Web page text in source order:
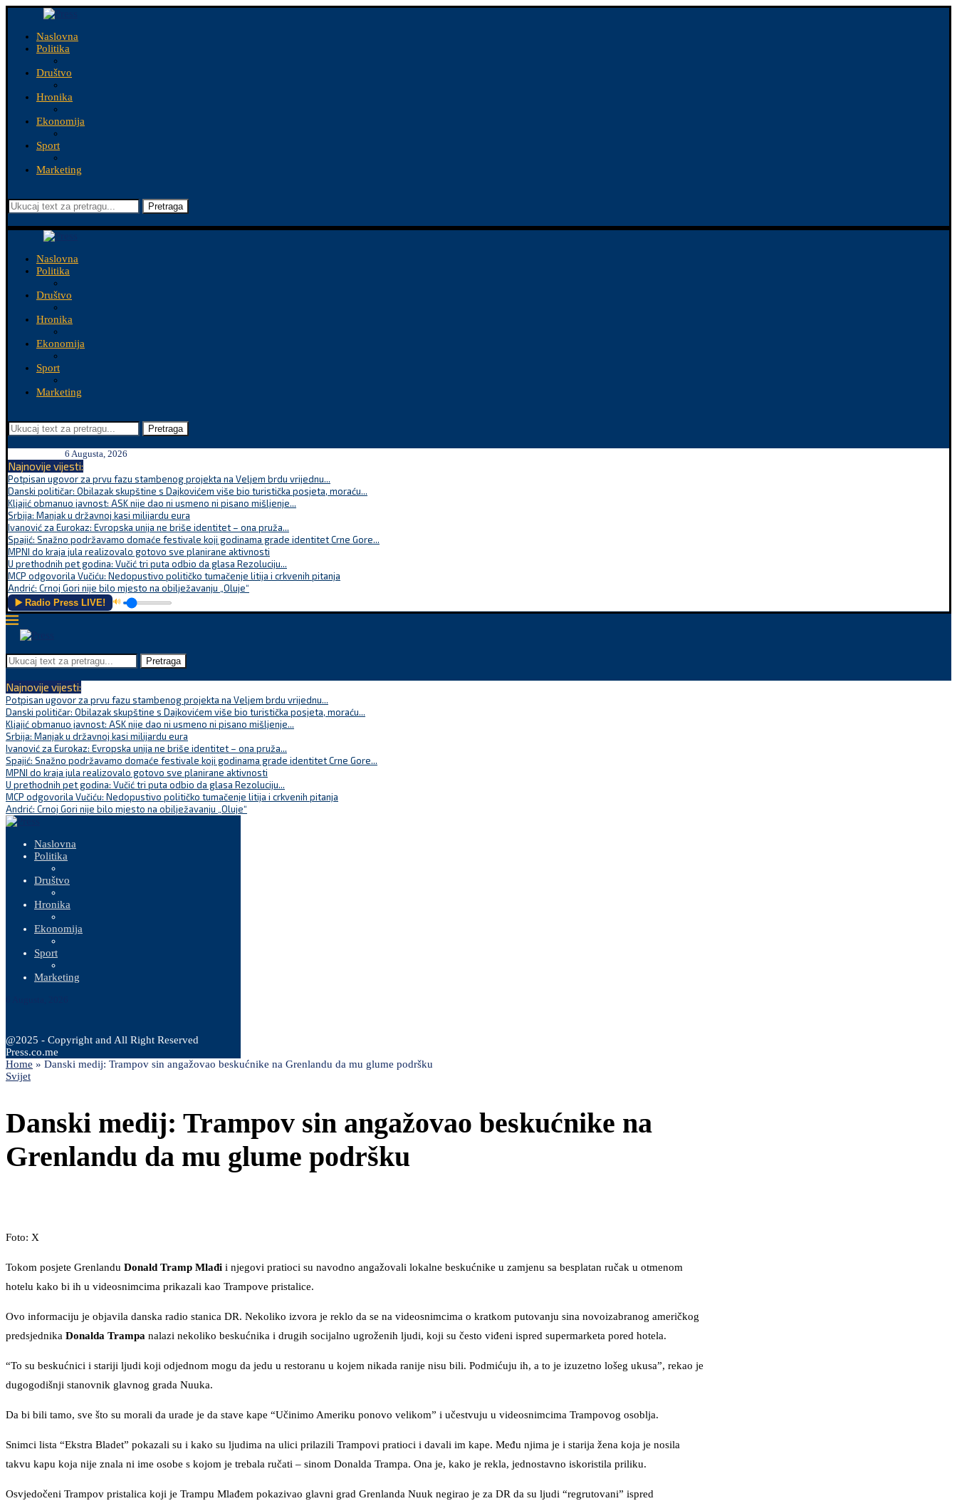
Naslovna
Politika
Društvo
Hronika
Ekonomija
Sport
Marketing
Pretraga
Naslovna
Politika
Društvo
Hronika
Ekonomija
Sport
Marketing
Pretraga
6 Augusta, 2026
Najnovije vijesti:
Potpisan ugovor za prvu fazu stambenog projekta na Veljem brdu vrijednu...
Danski političar: Obilazak skupštine s Dajkovićem više bio turistička posjeta, moraću...
Kljajić obmanuo javnost: ASK nije dao ni usmeno ni pisano mišljenje...
Srbija: Manjak u državnoj kasi milijardu eura
Ivanović za Eurokaz: Evropska unija ne briše identitet – ona pruža...
Spajić: Snažno podržavamo domaće festivale koji godinama grade identitet Crne Gore...
MPNI do kraja jula realizovalo gotovo sve planirane aktivnosti
U prethodnih pet godina: Vučić tri puta odbio da glasa Rezoluciju...
MCP odgovorila Vučiću: Nedopustivo političko tumačenje litija i crkvenih pitanja
Andrić: Crnoj Gori nije bilo mjesto na obilježavanju „Oluje“
▶️ Radio Press LIVE! 🔊
Pretraga
Najnovije vijesti:
Potpisan ugovor za prvu fazu stambenog projekta na Veljem brdu vrijednu...
Danski političar: Obilazak skupštine s Dajkovićem više bio turistička posjeta, moraću...
Kljajić obmanuo javnost: ASK nije dao ni usmeno ni pisano mišljenje...
Srbija: Manjak u državnoj kasi milijardu eura
Ivanović za Eurokaz: Evropska unija ne briše identitet – ona pruža...
Spajić: Snažno podržavamo domaće festivale koji godinama grade identitet Crne Gore...
MPNI do kraja jula realizovalo gotovo sve planirane aktivnosti
U prethodnih pet godina: Vučić tri puta odbio da glasa Rezoluciju...
MCP odgovorila Vučiću: Nedopustivo političko tumačenje litija i crkvenih pitanja
Andrić: Crnoj Gori nije bilo mjesto na obilježavanju „Oluje“
Naslovna
Politika
Društvo
Hronika
Ekonomija
Sport
Marketing
@2025 - Copyright and All Right Reserved
Press.co.me
Home » Danski medij: Trampov sin angažovao beskućnike na Grenlandu da mu glume podršku
Svijet
Danski medij: Trampov sin angažovao beskućnike na
Grenlandu da mu glume podršku
Foto: X
Tokom posjete Grenlandu Donald Tramp Mlađi i njegovi pratioci su navodno angažovali lokalne beskućnike u zamjenu sa besplatan ručak u otmenom
hotelu kako bi ih u videosnimcima prikazali kao Trampove pristalice.
Ovo informaciju je objavila danska radio stanica DR. Nekoliko izvora je reklo da se na videosnimcima o kratkom putovanju sina novoizabranog američkog
predsjednika Donalda Trampa nalazi nekoliko beskućnika i drugih socijalno ugroženih ljudi, koji su često viđeni ispred supermarketa pored hotela.
“To su beskućnici i stariji ljudi koji odjednom mogu da jedu u restoranu u kojem nikada ranije nisu bili. Podmićuju ih, a to je izuzetno lošeg ukusa”, rekao je
dugogodišnji stanovnik glavnog grada Nuuka.
Da bi bili tamo, sve što su morali da urade je da stave kape “Učinimo Ameriku ponovo velikom” i učestvuju u videosnimcima Trampovog osoblja.
Snimci lista “Ekstra Bladet” pokazali su i kako su ljudima na ulici prilazili Trampovi pratioci i davali im kape. Među njima je i starija žena koja je nosila
takvu kapu koja nije znala ni ime osobe s kojom je trebala ručati – sinom Donalda Trampa. Ona je, kako je rekla, jednostavno iskoristila priliku.
Osvjedočeni Trampov pristalica koji je Trampu Mlađem pokazivao glavni grad Grenlanda Nuuk negirao je za DR da su ljudi “regrutovani” ispred